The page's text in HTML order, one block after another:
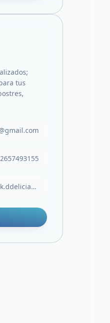
tus
2657493155
https://www.instagram.com/chok.ddelicias?igsh=MTlia3l2NnZkdHdiMQ==